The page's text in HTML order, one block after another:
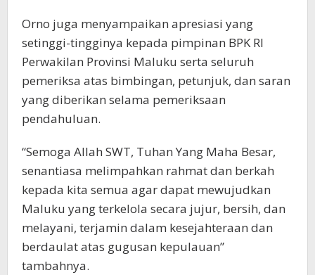
Orno juga menyampaikan apresiasi yang
setinggi-tingginya kepada pimpinan BPK RI
Perwakilan Provinsi Maluku serta seluruh
pemeriksa atas bimbingan, petunjuk, dan saran
yang diberikan selama pemeriksaan
pendahuluan.
“Semoga Allah SWT, Tuhan Yang Maha Besar,
senantiasa melimpahkan rahmat dan berkah
kepada kita semua agar dapat mewujudkan
Maluku yang terkelola secara jujur, bersih, dan
melayani, terjamin dalam kesejahteraan dan
berdaulat atas gugusan kepulauan”
tambahnya.